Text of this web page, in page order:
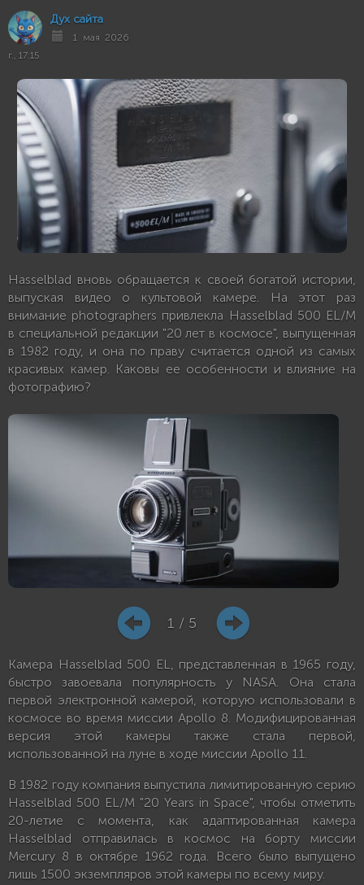
Дух сайта
1 мая 2026
г., 17:15
Hasselblad вновь обращается к своей богатой истории,
выпуская видео о культовой камере. На этот раз
внимание photographers привлекла Hasselblad 500 EL/M
в специальной редакции "20 лет в космосе", выпущенная
в 1982 году, и она по праву считается одной из самых
красивых камер. Каковы ее особенности и влияние на
фотографию?
1 / 5
Камера Hasselblad 500 EL, представленная в 1965 году,
быстро завоевала популярность у NASA. Она стала
первой электронной камерой, которую использовали в
космосе во время миссии Apollo 8. Модифицированная
версия этой камеры также стала первой,
использованной на луне в ходе миссии Apollo 11.
В 1982 году компания выпустила лимитированную серию
Hasselblad 500 EL/M "20 Years in Space", чтобы отметить
20-летие с момента, как адаптированная камера
Hasselblad отправилась в космос на борту миссии
Mercury 8 в октябре 1962 года. Всего было выпущено
лишь 1500 экземпляров этой камеры по всему миру.